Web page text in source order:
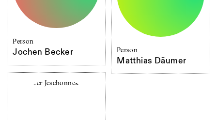
Person
Jochen Becker Person
Matthias Däumer